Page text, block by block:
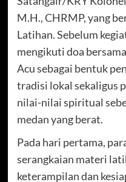
M.H., CHRMP, yang
Latihan. Sebelum
mengikuti doa
Acu sebagai bentuk
tradisi lokal sekaligus
nilai-nilai spiritual
medan yang berat.
Pada hari pertama,
serangkaian materi
keterampilan dan